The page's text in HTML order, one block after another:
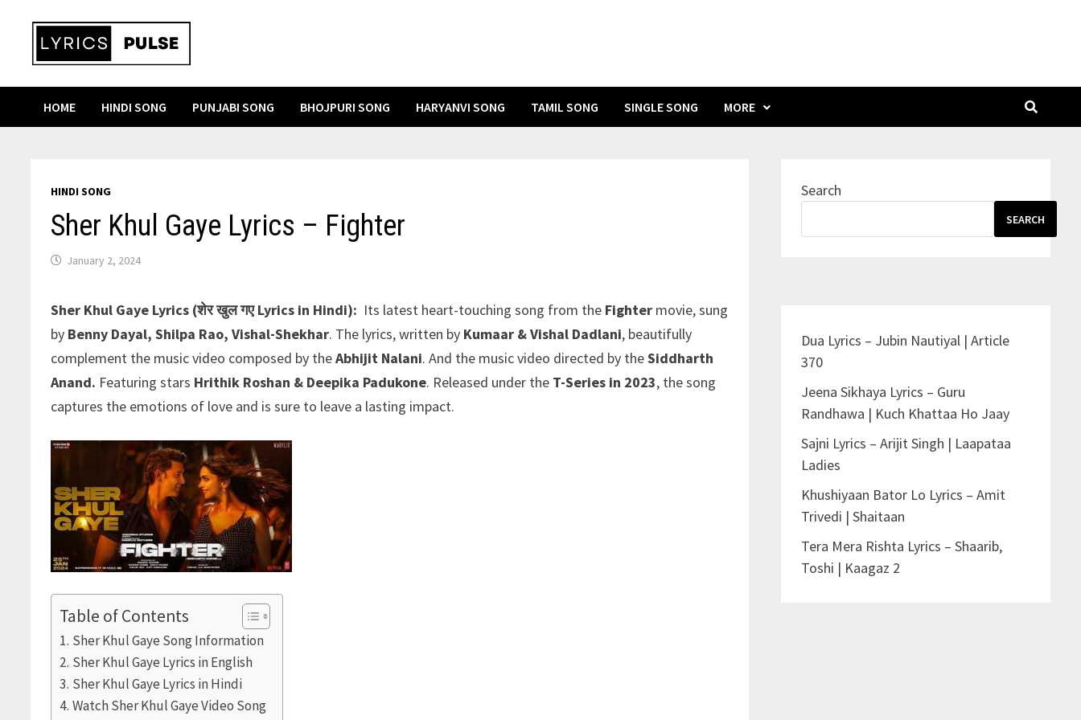
content
HOME HINDI SONG PUNJABI SONG BHOJPURI SONG HARYANVI SONG TAMIL SONG SINGLE SONG MORE
HINDI SONG
Sher Khul Gaye Lyrics – Fighter
January 2, 2024
Sher Khul Gaye Lyrics (शेर खुल गएLyrics in Hindi): Its latest heart-touching song from the Fighter movie, sung
by Benny Dayal, Shilpa Rao, Vishal-Shekhar. The lyrics, written by Kumaar & Vishal Dadlani, beautifully
complement the music video composed by theAbhijit Nalani. And the music video directed by theSiddharth
Anand. Featuring stars Hrithik Roshan & Deepika Padukone. Released under the T-Series in 2023, the song
captures the emotions of love and is sure to leave a lasting impact.
Table of Contents
Sher Khul Gaye Song Information
Sher Khul Gaye Lyrics in English
Sher Khul Gaye Lyrics in Hindi
Watch Sher Khul Gaye Video Song
Search
SEARCH
Dua Lyrics – Jubin Nautiyal | Article
370
Jeena Sikhaya Lyrics – Guru
Randhawa | Kuch Khattaa Ho Jaay
Sajni Lyrics – Arijit Singh | Laapataa
Ladies
Khushiyaan Bator Lo Lyrics – Amit
Trivedi | Shaitaan
Tera Mera Rishta Lyrics – Shaarib,
Toshi | Kaagaz 2